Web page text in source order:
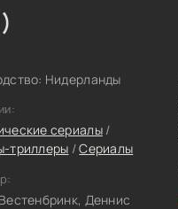
Нидерланды
сериалы/
триллеры /Сериалы
Деннис